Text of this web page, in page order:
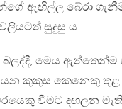
ඇඟිල්ල බේරා
සුදුසු ය.
මෙය
කුකුස කෙනෙකු තුළ
වීමට දඟලන